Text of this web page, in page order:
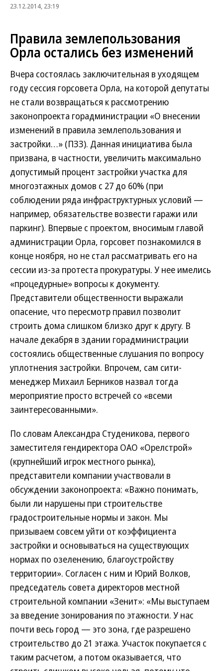
23.12.2014, 23:19
Правила землепользования
Орла остались без изменений
Вчера состоялась заключительная в уходящем
году сессия горсовета Орла, на которой депутаты
не стали возвращаться к рассмотрению
законопроекта горадминистрации «О внесении
изменений в правила землепользования и
застройки…» (ПЗЗ). Данная инициатива была
призвана, в частности, увеличить максимально
допустимый процент застройки участка для
многоэтажных домов с 27 до 60% (при
соблюдении ряда инфраструктурных условий —
например, обязательстве возвести гаражи или
паркинг). Впервые с проектом, вносимым главой
администрации Орла, горсовет познакомился в
конце ноября, но не стал рассматривать его на
сессии из-за протеста прокуратуры. У нее имелись
«процедурные» вопросы к документу.
Представители общественности выражали
опасение, что пересмотр правил позволит
строить дома слишком близко друг к другу. В
начале декабря в здании горадминистрации
состоялись общественные слушания по вопросу
уплотнения застройки. Впрочем, сам сити-
менеджер Михаил Берников назвал тогда
мероприятие просто встречей со «всеми
заинтересованными».
По словам Александра Студеникова, первого
заместителя гендиректора ОАО «Орелстрой»
(крупнейший игрок местного рынка),
представители компании участвовали в
обсуждении законопроекта: «Важно понимать,
были ли нарушены при строительстве
градостроительные нормы и закон. Мы
призываем совсем уйти от коэффициента
застройки и основываться на существующих
нормах по озеленению, благоустройству
территории». Согласен с ним и Юрий Волков,
председатель совета директоров местной
строительной компании «Зенит»: «Мы выступаем
за введение зонирования по этажности. У нас
почти весь город — это зона, где разрешено
строительство до 21 этажа. Участок покупается с
таким расчетом, а потом оказывается, что